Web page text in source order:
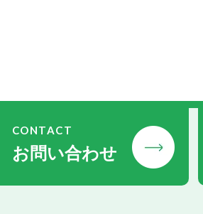
CONTACT
お問い合わせ